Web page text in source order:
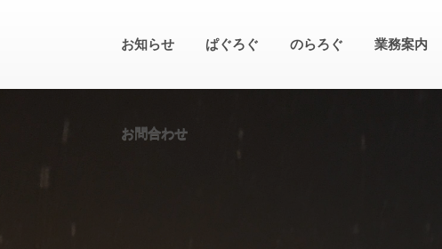
お知らせ ぱぐろぐ のらろぐ 業務案内
お問合わせ